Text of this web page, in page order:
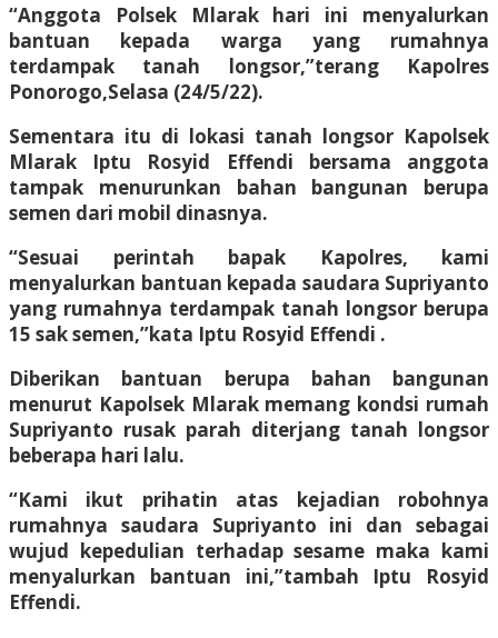
“Anggota Polsek Mlarak hari ini menyalurkan
bantuan kepada warga yang rumahnya
terdampak tanah longsor,”terang Kapolres
Ponorogo,Selasa (24/5/22).
Sementara itu di lokasi tanah longsor Kapolsek
Mlarak Iptu Rosyid Effendi bersama anggota
tampak menurunkan bahan bangunan berupa
semen dari mobil dinasnya.
“Sesuai perintah bapak Kapolres, kami
menyalurkan bantuan kepada saudara Supriyanto
yang rumahnya terdampak tanah longsor berupa
15 sak semen,”kata Iptu Rosyid Effendi .
Diberikan bantuan berupa bahan bangunan
menurut Kapolsek Mlarak memang kondsi rumah
Supriyanto rusak parah diterjang tanah longsor
beberapa hari lalu.
“Kami ikut prihatin atas kejadian robohnya
rumahnya saudara Supriyanto ini dan sebagai
wujud kepedulian terhadap sesame maka kami
menyalurkan bantuan ini,”tambah Iptu Rosyid
Effendi.